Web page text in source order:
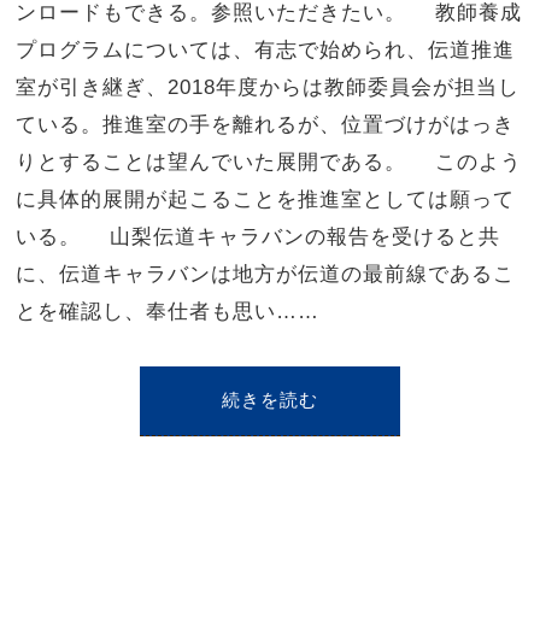
ンロードもできる。参照いただきたい。 教師養成
プログラムについては、有志で始められ、伝道推進
室が引き継ぎ、2018年度からは教師委員会が担当し
ている。推進室の手を離れるが、位置づけがはっき
りとすることは望んでいた展開である。 このよう
に具体的展開が起こることを推進室としては願って
いる。 山梨伝道キャラバンの報告を受けると共
に、伝道キャラバンは地方が伝道の最前線であるこ
とを確認し、奉仕者も思い……
続きを読む